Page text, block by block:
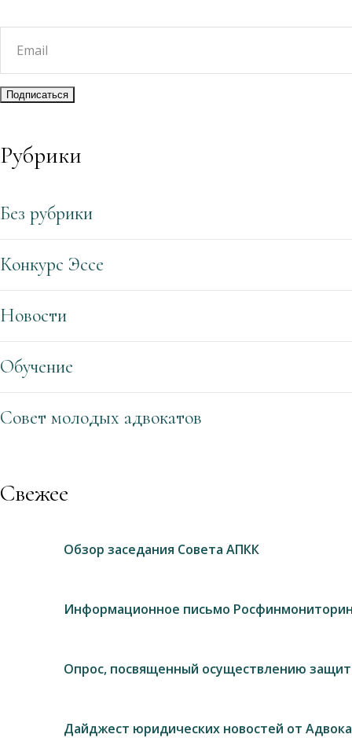
Рубрики
Без рубрики
Конкурс Эссе
Новости
Обучение
Совет молодых адвокатов
Свежее
Обзор заседания Совета АПКК
Информационное письмо
Опрос, посвященный осуществлению
Дайджест юридических новостей от